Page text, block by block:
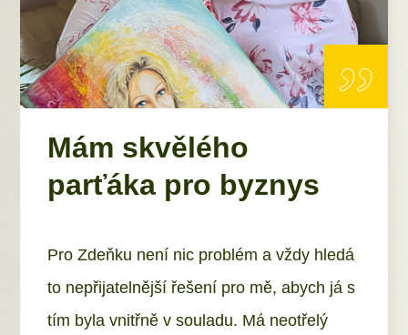
„
Mám skvělého
parťáka pro byznys
Pro Zdeňku není nic problém a vždy hledá
to nepřijatelnější řešení pro mě, abych já s
tím byla vnitřně v souladu. Má neotřelý